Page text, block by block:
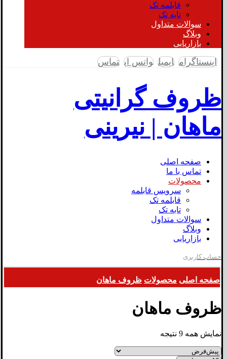
قابلمه تک
تابه تک
سوالات متداول
وبلاگ
بازاریابی
اینستاگرام ایمیل واتس اپ تماس
ظروف گرانیتی
ماهان | نیرینی
صفحه اصلی
تماس با ما
محصولات
سرویس قابلمه
قابلمه تک
تابه تک
سوالات متداول
وبلاگ
بازاریابی
حساب کاربری
صفحه اصلی محصولات ظروف ماهان
ظروف ماهان
نمایش همه 9 نتیجه